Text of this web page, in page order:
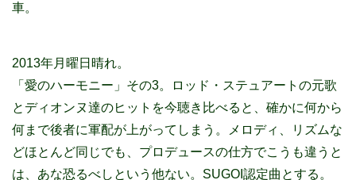
車。
2013年月曜日晴れ。
「愛のハーモニー」その3。ロッド・ステュアートの元歌
とディオンヌ達のヒットを今聴き比べると、確かに何から
何まで後者に軍配が上がってしまう。メロディ、リズムな
どほとんど同じでも、プロデュースの仕方でこうも違うと
は、あな恐るべしという他ない。SUGOI認定曲とする。